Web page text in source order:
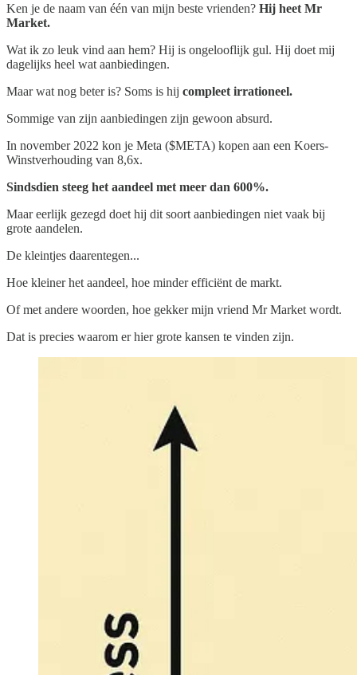
Ken je de naam van één van mijn beste vrienden? Hij heet Mr
Market.
Wat ik zo leuk vind aan hem? Hij is ongelooflijk gul. Hij doet mij
dagelijks heel wat aanbiedingen.
Maar wat nog beter is? Soms is hij compleet irrationeel.
Sommige van zijn aanbiedingen zijn gewoon absurd.
In november 2022 kon je Meta ($META) kopen aan een Koers-
Winstverhouding van 8,6x.
Sindsdien steeg het aandeel met meer dan 600%.
Maar eerlijk gezegd doet hij dit soort aanbiedingen niet vaak bij
grote aandelen.
De kleintjes daarentegen...
Hoe kleiner het aandeel, hoe minder efficiënt de markt.
Of met andere woorden, hoe gekker mijn vriend Mr Market wordt.
Dat is precies waarom er hier grote kansen te vinden zijn.